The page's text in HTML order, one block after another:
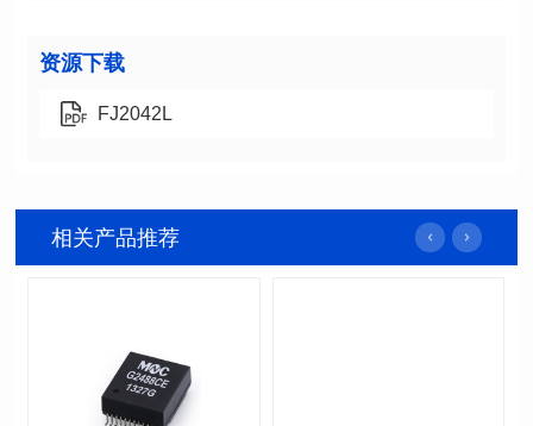
资源下载
FJ2042L
相关产品推荐